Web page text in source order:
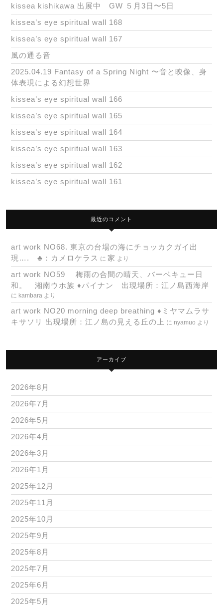
kissea kishikawa 出展中 GW ５月3日〜5日
kissea’s eye spiritual wall 168
kissea’s eye spiritual wall 167
風の通る音
2025.04.19 Fantasy of a Spring Night 〜音と映像、身
体表現による幻想世界
kissea’s eye spiritual wall 166
kissea’s eye spiritual wall 165
kissea’s eye spiritual wall 164
kissea’s eye spiritual wall 163
kissea’s eye spiritual wall 162
kissea’s eye spiritual wall 161
最近のコメント
art work NO68. 東京の台場の海にチョッカクガイ出
現…. ♣：カメロケラス に 家 より
art work NO59 梅雨の合間の晴天、バーベキュー日
和。 湘南ウホ族 ♦パイナン 出現場所：江ノ島西海岸
に kambara より
art work NO20 morning deep breathing ♦ミヤマムラサ
キサソリ 出現場所：江ノ島の見える丘の上 に nyamuo より
アーカイブ
2026年8月
2026年7月
2026年5月
2026年4月
2026年3月
2026年1月
2025年12月
2025年11月
2025年10月
2025年9月
2025年8月
2025年7月
2025年6月
2025年5月